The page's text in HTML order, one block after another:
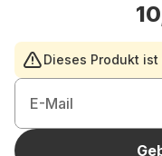
Dieses Produkt
E-Mail